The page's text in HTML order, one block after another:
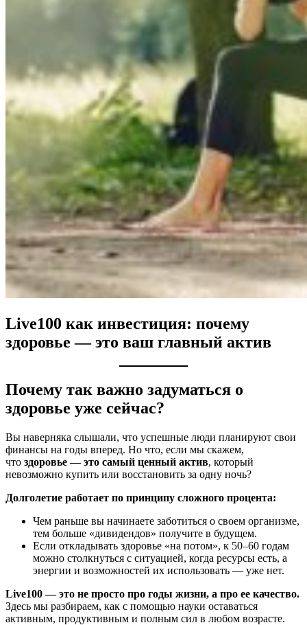
Live100 как инвестиция: почему
здоровье — это ваш главный актив
Почему так важно задуматься о
здоровье уже сейчас?
Вы наверняка слышали, что успешные люди планируют свои
финансы на годы вперед. Но что, если мы скажем,
что здоровье — это самый ценный актив, который
невозможно купить или восстановить за одну ночь?
Долголетие работает по принципу сложного процента:
Чем раньше вы начинаете заботиться о своем организме,
тем больше «дивидендов» получите в будущем.
Если откладывать здоровье «на потом», к 50–60 годам
можно столкнуться с ситуацией, когда ресурсы есть, а
энергии и возможностей их использовать — уже нет.
Live100 — это не просто про годы жизни, а про ее качество.
Здесь мы разбираем, как с помощью науки оставаться
активным, продуктивным и полным сил в любом возрасте.